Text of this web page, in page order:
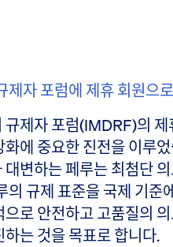
제자 포럼에 제휴 회원으
규제자 포럼(IMDRF)의
에 중요한 진전을 이루
변하는 페루는 최첨단
의 규제 표준을 국제 기준
로 안전하고 고품질의
는 것을 목표로 합니다.